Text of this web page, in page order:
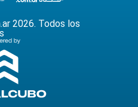
2026. Todos los